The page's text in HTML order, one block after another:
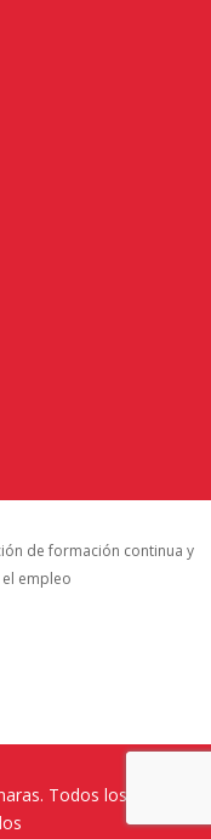
de formación continua y
empleo
Todos los